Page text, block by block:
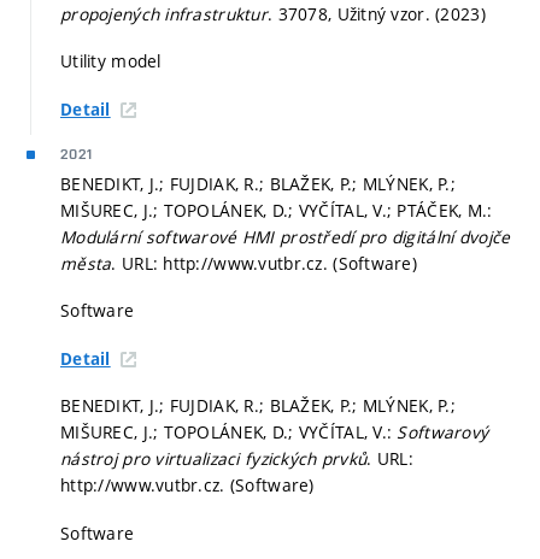
propojených infrastruktur. 37078, Užitný vzor. (2023)
Utility model
Detail
2021
BENEDIKT, J.; FUJDIAK, R.; BLAŽEK, P.; MLÝNEK, P.;
MIŠUREC, J.; TOPOLÁNEK, D.; VYČÍTAL, V.; PTÁČEK, M.:
Modulární softwarové HMI prostředí pro digitální dvojče
města. URL: http://www.vutbr.cz. (Software)
Software
Detail
BENEDIKT, J.; FUJDIAK, R.; BLAŽEK, P.; MLÝNEK, P.;
MIŠUREC, J.; TOPOLÁNEK, D.; VYČÍTAL, V.: Softwarový
nástroj pro virtualizaci fyzických prvků. URL:
http://www.vutbr.cz. (Software)
Software